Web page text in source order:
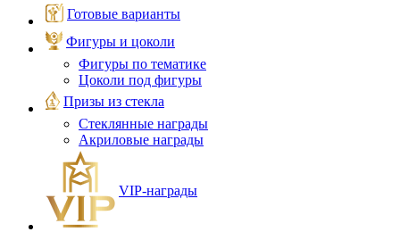
Готовые варианты
Фигуры и цоколи
Фигуры по тематике
Цоколи под фигуры
Призы из стекла
Стеклянные награды
Акриловые награды
VIP‑награды